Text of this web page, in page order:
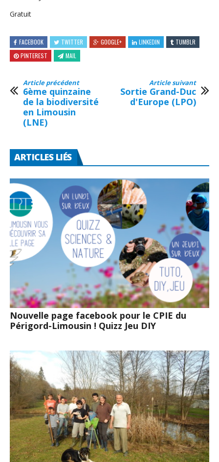
Gratuit
FACEBOOK TWITTER GOOGLE+ LINKEDIN
TUMBLR
PINTEREST
MAIL
Article précédent
6ème quinzaine
de la biodiversité
en Limousin
(LNE)
Article suivant
Sortie Grand-Duc
d'Europe (LPO)
ARTICLES LIÉS
Nouvelle page facebook pour le CPIE du
Périgord-Limousin ! Quizz Jeu DIY